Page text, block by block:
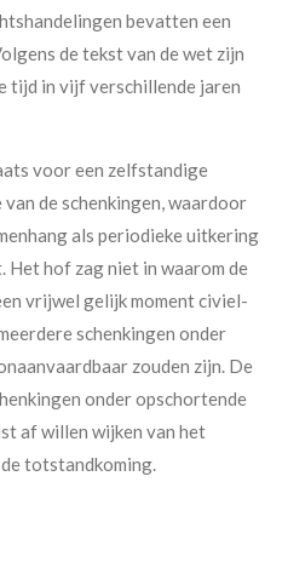
bevatten een
de tekst van de wet zijn
tijd in vijf verschillende jaren
voor een zelfstandige
de schenkingen, waardoor
als periodieke uitkering
Het hof zag niet in waarom de
vrijwel gelijk moment civiel-
schenkingen onder
zouden zijn. De
onder opschortende
af willen wijken van het
totstandkoming.